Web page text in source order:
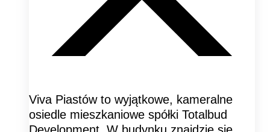
Viva Piastów to wyjątkowe, kameralne
osiedle mieszkaniowe spółki Totalbud